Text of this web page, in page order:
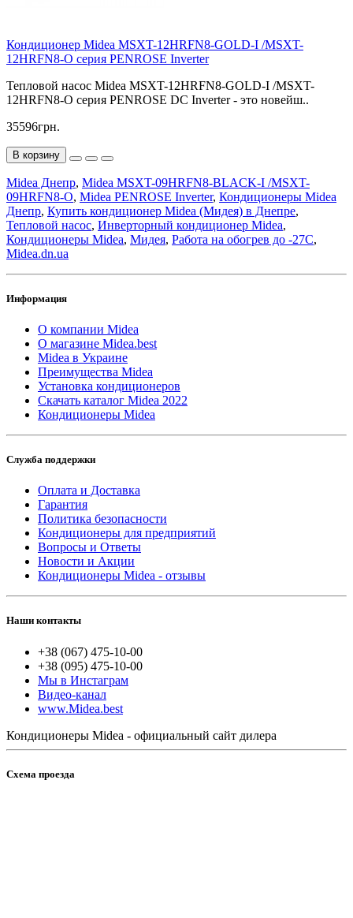
Кондиционер Midea MSXT-12HRFN8-GOLD-I /MSXT-
12HRFN8-O серия PENROSE Inverter
Тепловой насос Midea MSXT-12HRFN8-GOLD-I /MSXT-
12HRFN8-O серия PENROSE DC Inverter - это новейш..
35596грн.
В корзину
Midea Днепр, Midea MSXT-09HRFN8-BLACK-I /MSXT-
09HRFN8-O, Midea PENROSE Inverter, Кондиционеры Midea
Днепр, Купить кондиционер Midea (Мидея) в Днепре,
Тепловой насос, Инверторный кондиционер Midea,
Кондиционеры Midea, Мидея, Работа на обогрев до -27С,
Midea.dn.ua
Информация
О компании Midea
О магазине Midea.best
Midea в Украине
Преимущества Midea
Установка кондиционеров
Скачать каталог Midea 2022
Кондиционеры Midea
Служба поддержки
Оплата и Доставка
Гарантия
Политика безопасности
Кондиционеры для предприятий
Вопросы и Ответы
Новости и Акции
Кондиционеры Midea - отзывы
Наши контакты
+38 (067) 475-10-00
+38 (095) 475-10-00
Мы в Инстаграм
Видео-канал
www.Midea.best
Кондиционеры Midea - официальный сайт дилера
Схема проезда